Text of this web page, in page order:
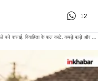
12